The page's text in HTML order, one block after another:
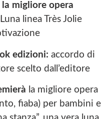
migliore opera
linea Très Jolie
edizioni: accordo di
scelto dall’editore
la migliore opera
fiaba) per bambini e